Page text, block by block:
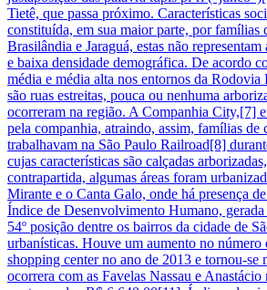
Tietê, que passa próximo. Características
constituída, em sua maior parte, por famílias
Brasilândia e Jaraguá, estas não
e baixa densidade demográfica. De acordo
média e média alta nos entornos da
são ruas estreitas, pouca ou nenhuma
ocorreram na região. A Companhia City,[7]
pela companhia, atraindo, assim, famílias
trabalhavam na São Paulo Railroad[8]
cujas características são calçadas
contrapartida, algumas áreas foram
Mirante e o Canta Galo, onde há presença
Índice de Desenvolvimento Humano,
54º posição dentre os bairros da cidade de
urbanísticas. Houve um aumento no
shopping center no ano de 2013 e tornou-
ocorrera com as Favelas Nassau e